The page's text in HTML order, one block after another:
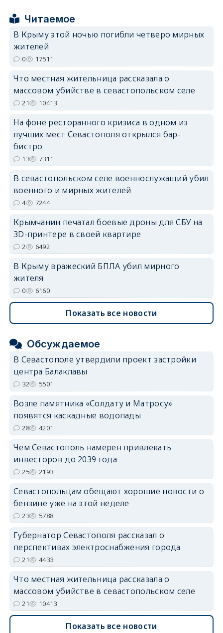
Читаемое
В Крыму этой ночью погибли четверо мирных
жителей
0 17511
Что местная жительница рассказала о
массовом убийстве в севастопольском селе
21 10413
На фоне ресторанного кризиса в одном из
лучших мест Севастополя открылся бар-
бистро
13 7311
В севастопольском селе военнослужащий убил
военного и мирных жителей
4 7244
Крымчанин печатал боевые дроны для СБУ на
3D-принтере в своей квартире
2 6492
В Крыму вражеский БПЛА убил мирного
жителя
0 6160
Показать все новости
Обсуждаемое
В Севастополе утвердили проект застройки
центра Балаклавы
32 5501
Возле памятника «Солдату и Матросу»
появятся каскадные водопады
28 4201
Чем Севастополь намерен привлекать
инвесторов до 2039 года
25 2193
Севастопольцам обещают хорошие новости о
бензине уже на этой неделе
23 5788
Губернатор Севастополя рассказал о
перспективах электроснабжения города
21 4433
Что местная жительница рассказала о
массовом убийстве в севастопольском селе
21 10413
Показать все новости